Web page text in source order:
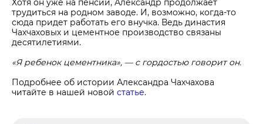
Хотя он уже на пенсии, Александр продолжает
трудиться на родном заводе. И, возможно, когда-то
сюда придет работать его внучка. Ведь династия
Чахчаховых и цементное производство связаны
десятилетиями.
«Я ребенок цементника», — с гордостью говорит он.
Подробнее об истории Александра Чахчахова
читайте в нашей новой статье.